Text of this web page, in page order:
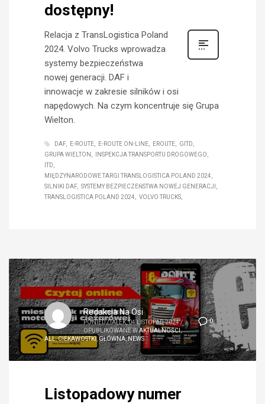
dostępny!
Relacja z TransLogistica Poland
2024. Volvo Trucks wprowadza
systemy bezpieczeństwa
nowej generacji. DAF i
innowacje w zakresie silników i osi
napędowych. Na czym koncentruje się Grupa
Wielton.
DAF E-ROUTE E-ROUTE ON-LINE EROUTE
GITD
GRUPA WIELTON
INSPEKCJA TRANSPORTU DROGOWEGO
ITD
MIĘDZYNARODOWE TARGI TRANSLOGISTICA POLAND 2024
SILNIKI DAF
SYSTEMY BEZPIECZEŃSTWA NOWEJ GENERACJI
TRANSLOGISTICA POLAND 2024
VOLVO TRUCKS
0
Redakcja Na Osi
PONIEDZIAŁEK, 04 LISTOPAD 2024/
OPUBLIKOWANE WAKTUALNOŚCI,
ALL,CIEKAWOSTKI,GŁÓWNA,NEWS
Listopadowy numer